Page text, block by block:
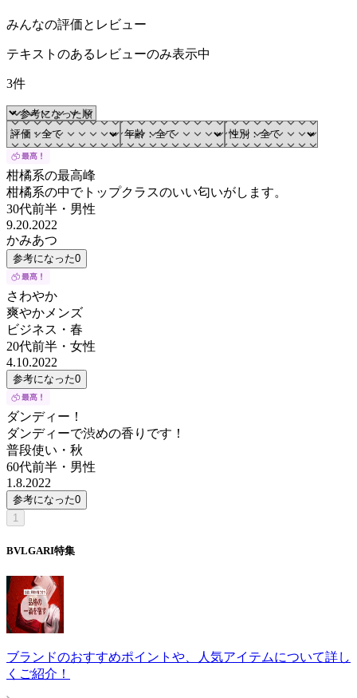
みんなの評価とレビュー
テキストのあるレビューのみ表示中
3件
柑橘系の最高峰
柑橘系の中でトップクラスのいい匂いがします。
30代前半 ・ 男性
9.20.2022
かみあつ
参考になった0
さわやか
爽やかメンズ
ビジネス・春
20代前半 ・ 女性
4.10.2022
参考になった0
ダンディー！
ダンディーで渋めの香りです！
普段使い・秋
60代前半 ・ 男性
1.8.2022
参考になった0
1
BVLGARI特集
ブランドのおすすめポイントや、人気アイテムについて詳し
くご紹介！